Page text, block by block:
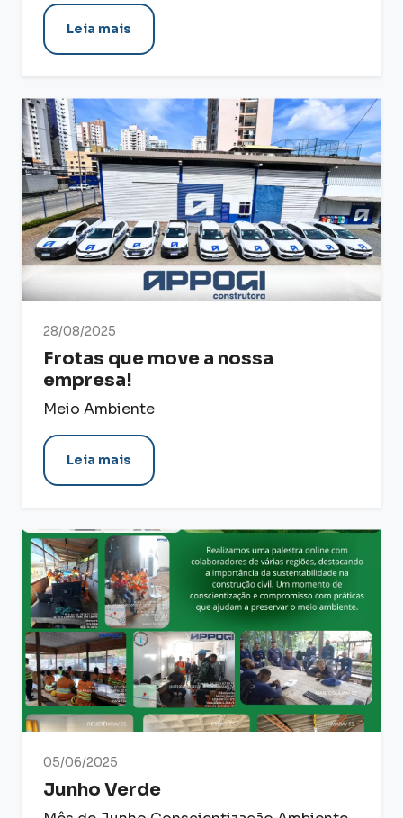
Leia mais
28/08/2025
Frotas que move a nossa
empresa!
Meio Ambiente
Leia mais
05/06/2025
Junho Verde